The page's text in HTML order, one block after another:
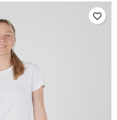
favorite_border